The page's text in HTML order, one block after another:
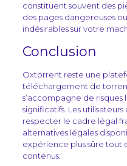
constituent souvent des
des pages dangereuses
indésirables sur votre
Conclusion
Oxtorrent reste une
téléchargement de
s’accompagne de
significatifs. Les
respecter le cadre légal
alternatives légales
expérience plus sûre tout
contenus.